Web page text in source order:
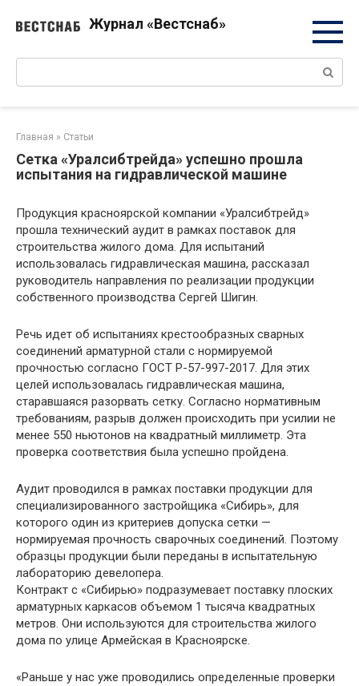
Журнал «Вестснаб»
Главная » Статьи
Сетка «Уралсибтрейда» успешно прошла
испытания на гидравлической машине
Продукция красноярской компании «Уралсибтрейд»
прошла технический аудит в рамках поставок для
строительства жилого дома. Для испытаний
использовалась гидравлическая машина, рассказал
руководитель направления по реализации продукции
собственного производства Сергей Шигин.
Речь идет об испытаниях крестообразных сварных
соединений арматурной стали с нормируемой
прочностью согласно ГОСТ Р-57-997-2017. Для этих
целей использовалась гидравлическая машина,
старавшаяся разорвать сетку. Согласно нормативным
требованиям, разрыв должен происходить при усилии не
менее 550 ньютонов на квадратный миллиметр. Эта
проверка соответствия была успешно пройдена.
Аудит проводился в рамках поставки продукции для
специализированного застройщика «Сибирь», для
которого один из критериев допуска сетки —
нормируемая прочность сварочных соединений. Поэтому
образцы продукции были переданы в испытательную
лабораторию девелопера.
Контракт с «Сибирью» подразумевает поставку плоских
арматурных каркасов объемом 1 тысяча квадратных
метров. Они используются для строительства жилого
дома по улице Армейская в Красноярске.
«Раньше у нас уже проводились определенные проверки